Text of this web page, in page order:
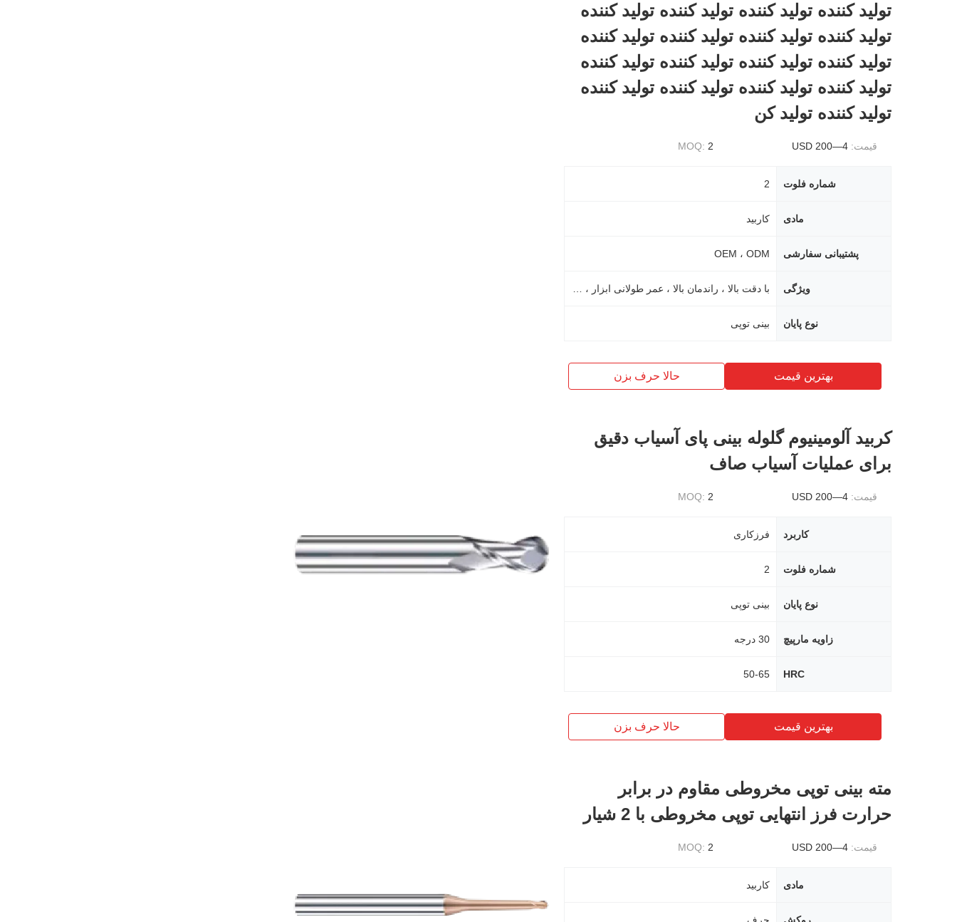
توليد کننده توليد کننده توليد کننده توليد کننده
توليد کننده توليد کننده توليد کننده توليد کننده
توليد کننده توليد کننده توليد کننده توليد کننده
توليد کننده توليد کننده توليد کننده توليد کننده
توليد کننده توليد کن
قیمت: 4—200 USD
MOQ: 2
شماره فلوت 2
مادی کاربید
پشتیبانی سفارشی OEM ، ODM
ویژگی
نوع پایان بینی توپی
بهترین قیمت حالا حرف بزن
کربید آلومینیوم گلوله بینی پای آسیاب دقیق
برای عملیات آسیاب صاف
قیمت: 4—200 USD
MOQ: 2
کاربرد فرزکاری
شماره فلوت 2
نوع پایان بینی توپی
زاویه مارپیچ 30 درجه
HRC
50-65
بهترین قیمت حالا حرف بزن
مته بینی توپی مخروطی مقاوم در برابر
حرارت فرز انتهایی توپی مخروطی با 2 شیار
قیمت: 4—200 USD
MOQ: 2
مادی کاربید